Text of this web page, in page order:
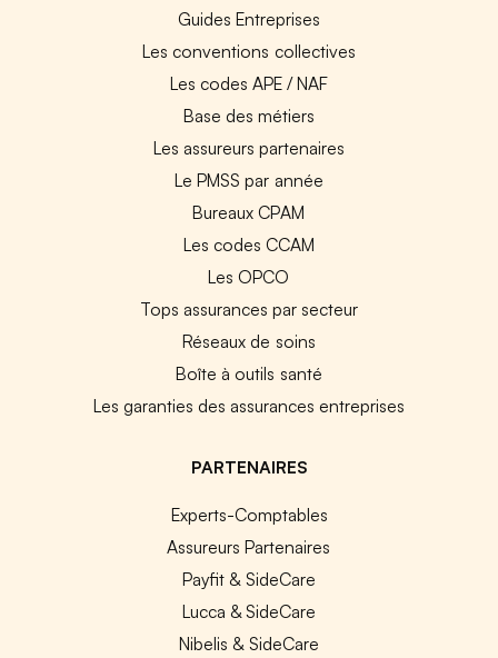
Guides Entreprises
Les conventions collectives
Les codes APE / NAF
Base des métiers
Les assureurs partenaires
Le PMSS par année
Bureaux CPAM
Les codes CCAM
Les OPCO
Tops assurances par secteur
Réseaux de soins
Boîte à outils santé
Les garanties des assurances entreprises
PARTENAIRES
Experts-Comptables
Assureurs Partenaires
Payfit & SideCare
Lucca & SideCare
Nibelis & SideCare